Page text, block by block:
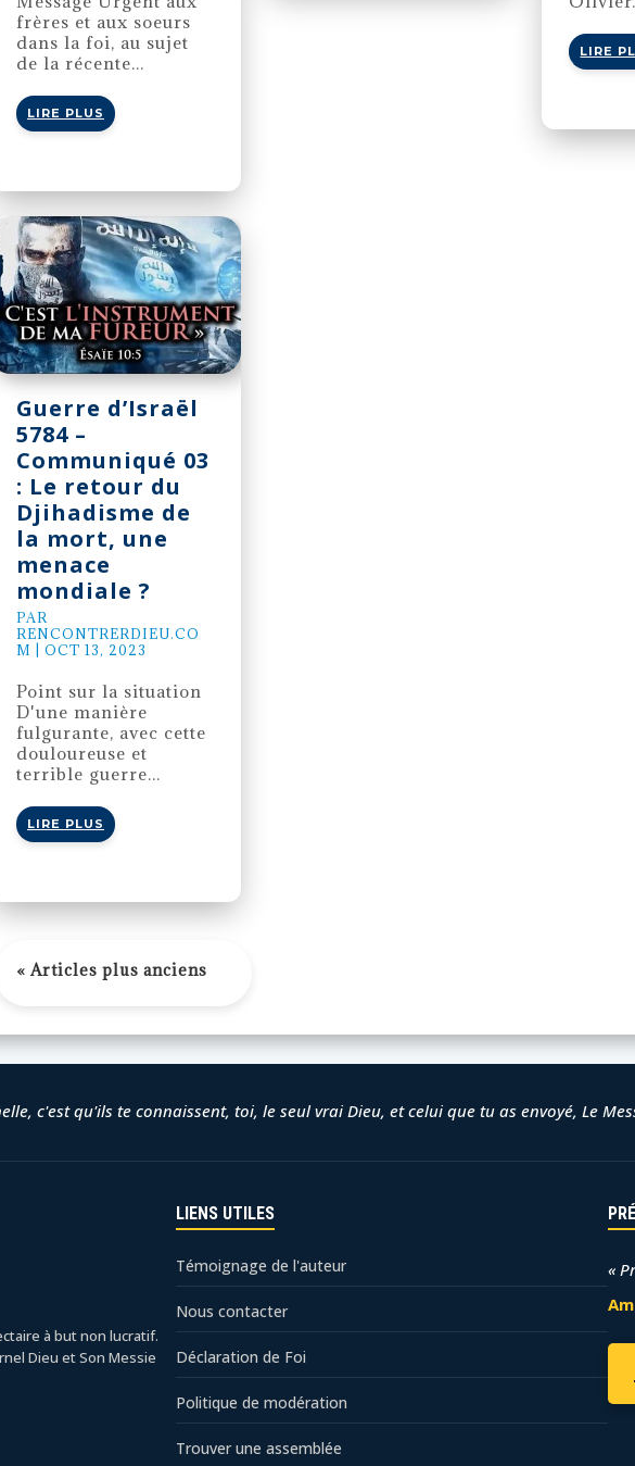
frères et aux soeurs
dans la foi, au sujet
de la récente...
LIRE PLUS
Guerre d’Israël
5784 –
Communiqué 03
: Le retour du
Djihadisme de
la mort, une
menace
mondiale ?
PAR
RENCONTRERDIEU.CO
M
OCT 13, 2023
Point sur la situation
D'une manière
fulgurante, avec cette
douloureuse et
terrible guerre...
LIRE PLUS
LIRE
c'est qu'ils te connaissent, toi, le seul vrai Dieu, et celui que tu as envoyé, Le
à but non lucratif.
Dieu et Son Messie
LIENS UTILES
Témoignage de l'auteur
Nous contacter
Déclaration de Foi
Politique de modération
Trouver une assemblée
«